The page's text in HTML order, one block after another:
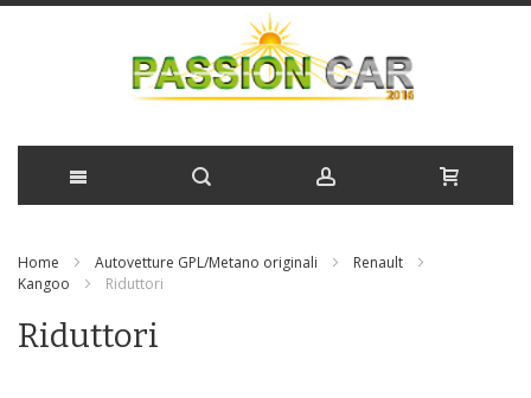
Home Autovetture GPL/Metano originali
Renault
Kangoo
Riduttori
Riduttori